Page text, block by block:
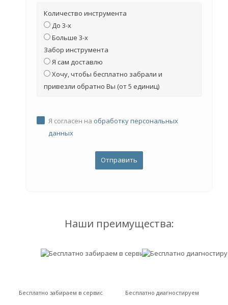
Количество инструмента
До 3-х
Больше 3-х
Забор инструмента
Я сам доставлю
Хочу, чтобы бесплатно забрали и
привезли обратно Вы (от 5 единиц)
Я согласен на обработку персональных
данных
Наши преимущества:
Бесплатно забираем в сервис Бесплатно диагностируем